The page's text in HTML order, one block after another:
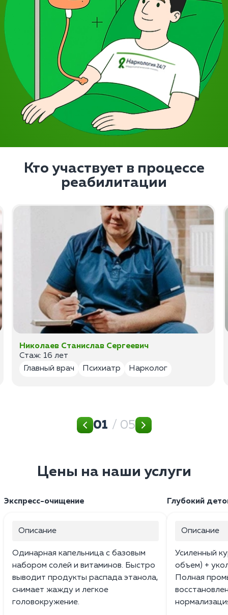
Кто участвует в процессе
реабилитации
Николаев Станислав Сергеевич
Стаж: 16 лет
Главный врач
Психиатр Нарколог
01 / 05
Цены на наши услуги
Экспресс-очищение
Описание
Одинарная капельница с базовым
набором солей и витаминов. Быстро
выводит продукты распада этанола,
снимает жажду и легкое
головокружение.
Глубокий
Описание
Усиленный
объем) +
Полная